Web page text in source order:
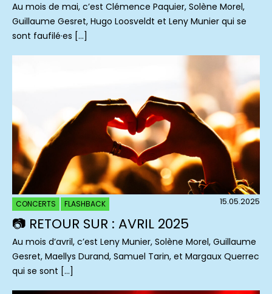
Au mois de mai, c’est Clémence Paquier, Solène Morel,
Guillaume Gesret, Hugo Loosveldt et Leny Munier qui se
sont faufilé·es […]
CONCERTS FLASHBACK 15.05.2025
📷 RETOUR SUR : AVRIL 2025
Au mois d’avril, c’est Leny Munier, Solène Morel, Guillaume
Gesret, Maellys Durand, Samuel Tarin, et Margaux Querrec
qui se sont […]